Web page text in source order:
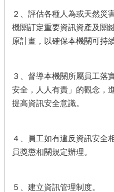
２、評估各種人為或天然災
機關訂定重要資訊資產及關
原計畫，以確保本機關可持
３、督導本機關所屬員工落
安全，人人有責」的觀念，
提高資訊安全意識。
４、員工如有違反資訊安全
員獎懲相關規定辦理。
５、建立資訊管理制度。